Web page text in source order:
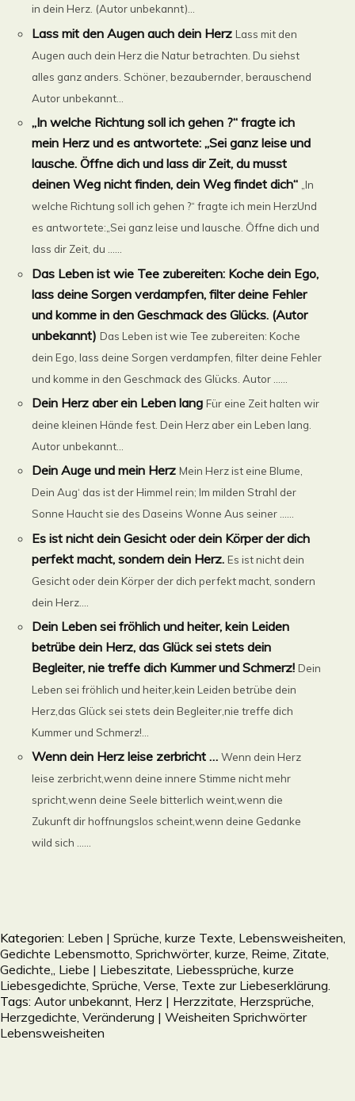
in dein Herz. (Autor unbekannt)...
Lass mit den Augen auch dein Herz Lass mit den
Augen auch dein Herz die Natur betrachten. Du siehst
alles ganz anders. Schöner, bezaubernder, berauschend
Autor unbekannt...
„In welche Richtung soll ich gehen ?“ fragte ich
mein Herz und es antwortete: „Sei ganz leise und
lausche. Öffne dich und lass dir Zeit, du musst
deinen Weg nicht finden, dein Weg findet dich“ „In
welche Richtung soll ich gehen ?“ fragte ich mein HerzUnd
es antwortete:„Sei ganz leise und lausche. Öffne dich und
lass dir Zeit, du ......
Das Leben ist wie Tee zubereiten: Koche dein Ego,
lass deine Sorgen verdampfen, filter deine Fehler
und komme in den Geschmack des Glücks. (Autor
unbekannt) Das Leben ist wie Tee zubereiten: Koche
dein Ego, lass deine Sorgen verdampfen, filter deine Fehler
und komme in den Geschmack des Glücks. Autor ......
Dein Herz aber ein Leben lang Für eine Zeit halten wir
deine kleinen Hände fest. Dein Herz aber ein Leben lang.
Autor unbekannt...
Dein Auge und mein Herz Mein Herz ist eine Blume,
Dein Aug‘ das ist der Himmel rein; Im milden Strahl der
Sonne Haucht sie des Daseins Wonne Aus seiner ......
Es ist nicht dein Gesicht oder dein Körper der dich
perfekt macht, sondern dein Herz. Es ist nicht dein
Gesicht oder dein Körper der dich perfekt macht, sondern
dein Herz....
Dein Leben sei fröhlich und heiter, kein Leiden
betrübe dein Herz, das Glück sei stets dein
Begleiter, nie treffe dich Kummer und Schmerz! Dein
Leben sei fröhlich und heiter,kein Leiden betrübe dein
Herz,das Glück sei stets dein Begleiter,nie treffe dich
Kummer und Schmerz!...
Wenn dein Herz leise zerbricht … Wenn dein Herz
leise zerbricht,wenn deine innere Stimme nicht mehr
spricht,wenn deine Seele bitterlich weint,wenn die
Zukunft dir hoffnungslos scheint,wenn deine Gedanke
wild sich ......
Kategorien: Leben | Sprüche, kurze Texte, Lebensweisheiten,
Gedichte Lebensmotto, Sprichwörter, kurze, Reime, Zitate,
Gedichte, Liebe | Liebeszitate, Liebessprüche, kurze
Liebesgedichte, Sprüche, Verse, Texte zur Liebeserklärung.
Tags: Autor unbekannt Herz | Herzzitate, Herzsprüche,
Herzgedichte Veränderung | Weisheiten Sprichwörter
Lebensweisheiten